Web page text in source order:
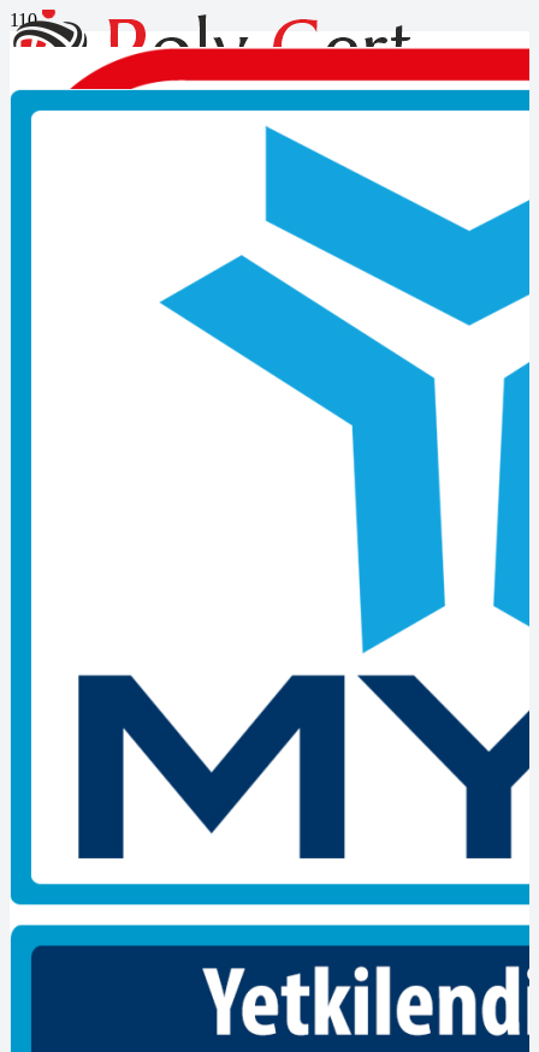
Makine Bakımcısı bakımcısı
seviye-4 mesleki yeterlilik
belgesi başvurusu nasıl
Bu yeterlilikte Belge almaya hak kazanmak için adayın Zorunlu
olan A1 birimleri ile seçmeli olan B1 ve B2 birimlerinin yukarıda
yazılı olan gruplandırma alternatiflerinden adayın başvurmuş olduğu
alternatif seçeneğine göre girmiş olduğu sınavların tamamından
başarılı olması gerekmektedir. Teorik, uygulama ve Mülakat
sınavının hepsinden başarılı olma şartı aranır. Sınavların herhangi bir
bölümünden başarısız olan aday 1 yıl içinde başarısız olduğu
bölümden iki kere daha ücretsiz tekrar sınava girebilir. Bir Yıl
içerisinde bu hakkını kullanmadığı takdirde yeniden tüm sınavlara
2.4.1 Sınav kurallarını ihlâl eden adayların (örn. Kopya çekme,
2.4.2 Sınavlar, genel sınav kurallarına uygun yapılır. Sınavlar
esnasında adayların birbiri ile konuşması, yardımlaşması, telefon
görüşmesi yapması ve sınav süresince sınav salonu dışına çıkması
2.4.3 Adaylar kimlik belgelerini (Nüfus Kâğıdı, Ehliyet vb.) hazır
2.4.4 Sınav esnasında cep telefonu vb. aletlerin ve donanımların
2.4.5SEVİYE BELGELENDİRME tarafından istenmediği sürece
adayların, hiçbir doküman, kitap, dosya, not defteri vs. yardımcı
materyal getirmemeleri gerekmektedir.
REFERANSLAR
Sınav uygulamaları ve değerlendirmelerine esas alınan yeterlilik
Belgelendirme Standardı : 09UMS0010-4Makine Bakımcı Seviye 4
Değerlendirme Standardı : 10UY0002-4Makine Bakımcı Seviye 4